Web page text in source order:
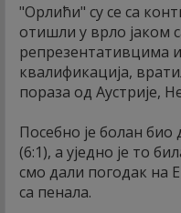
"Орлићи" су се са
отишли у врло јаком
репрезентативцима
квалификација,
пораза од Аустрије,
Посебно је болан
(6:1), а уједно је то
смо дали погодак на
са пенала.